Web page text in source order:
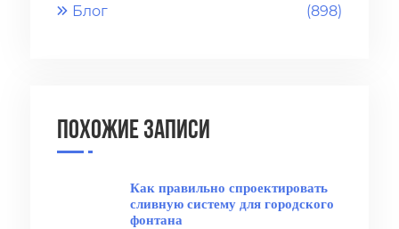
Блог (898)
Похожие записи
Как правильно спроектировать
сливную систему для городского
фонтана